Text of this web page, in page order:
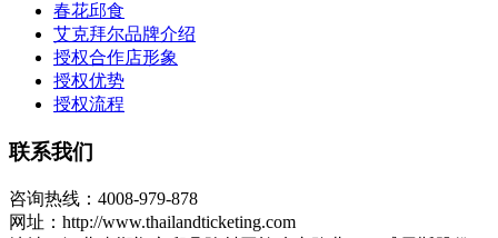
春花邱食
艾克拜尔品牌介绍
授权合作店形象
授权优势
授权流程
联系我们
咨询热线：4008-979-878
网址：http://www.thailandticketing.com